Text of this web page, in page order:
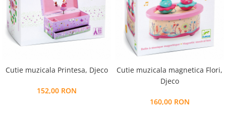
Cutie muzicala Printesa, Djeco
152,00 RON
Cutie muzicala magnetica Flori,
Djeco
160,00 RON